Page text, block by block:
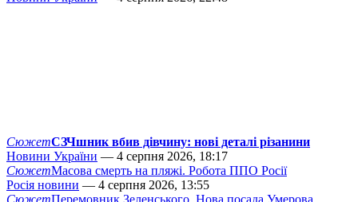
СюжетСЗЧшник вбив дівчину: нові деталі різанини
Новини України — 4 серпня 2026, 18:17
СюжетМасова смерть на пляжі. Робота ППО Росії
Росія новини — 4 серпня 2026, 13:55